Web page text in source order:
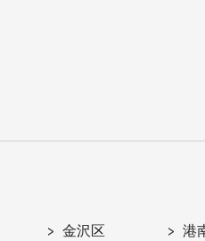
金沢区 港